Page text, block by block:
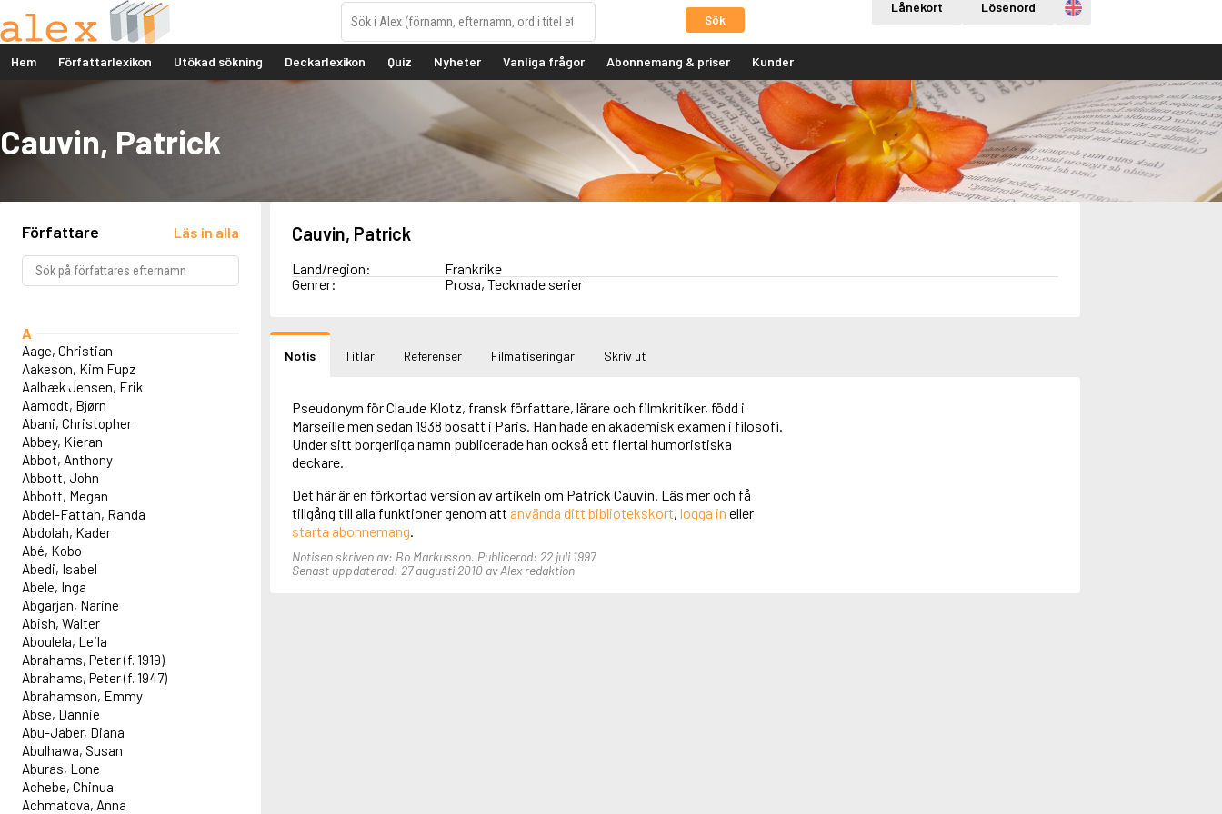
Sök
Lånekort Lösenord Engelska
Hem Författarlexikon Utökad sökning Deckarlexikon Quiz Nyheter Vanliga frågor Abonnemang & priser Kunder
Cauvin, Patrick
Författare Läs in alla
A
Aage, Christian
Aakeson, Kim Fupz
Aalbæk Jensen, Erik
Aamodt, Bjørn
Abani, Christopher
Abbey, Kieran
Abbot, Anthony
Abbott, John
Abbott, Megan
Abdel-Fattah, Randa
Abdolah, Kader
Abé, Kobo
Abedi, Isabel
Abele, Inga
Abgarjan, Narine
Abish, Walter
Aboulela, Leila
Abrahams, Peter (f. 1919)
Abrahams, Peter (f. 1947)
Abrahamson, Emmy
Abse, Dannie
Abu-Jaber, Diana
Abulhawa, Susan
Aburas, Lone
Achebe, Chinua
Achmatova, Anna
Cauvin, Patrick
Land/region:
Frankrike
Genrer:
Prosa, Tecknade serier
Notis Titlar Referenser Filmatiseringar Skriv ut
Pseudonym för Claude Klotz, fransk författare, lärare och filmkritiker, född i
Marseille men sedan 1938 bosatt i Paris. Han hade en akademisk examen i filosofi.
Under sitt borgerliga namn publicerade han också ett flertal humoristiska
deckare.
Det här är en förkortad version av artikeln om Patrick Cauvin. Läs mer och få
tillgång till alla funktioner genom att använda ditt bibliotekskort, logga in eller
starta abonnemang.
Notisen skriven av: Bo Markusson. Publicerad: 22 juli 1997
Senast uppdaterad: 27 augusti 2010 av Alex redaktion